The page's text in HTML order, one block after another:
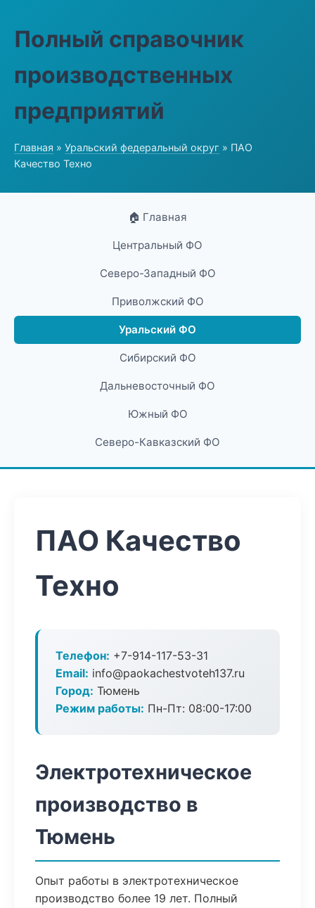
Полный справочник
производственных
предприятий
Главная » Уральский федеральный округ » ПАО
Качество Техно
🏠 Главная
Центральный ФО
Северо-Западный ФО
Приволжский ФО
Уральский ФО
Сибирский ФО
Дальневосточный ФО
Южный ФО
Северо-Кавказский ФО
ПАО Качество
Техно
Телефон: +7-914-117-53-31
Email: info@paokachestvoteh137.ru
Город: Тюмень
Режим работы: Пн-Пт: 08:00-17:00
Электротехническое
производство в
Тюмень
Опыт работы в электротехническое
производство более 19 лет. Полный